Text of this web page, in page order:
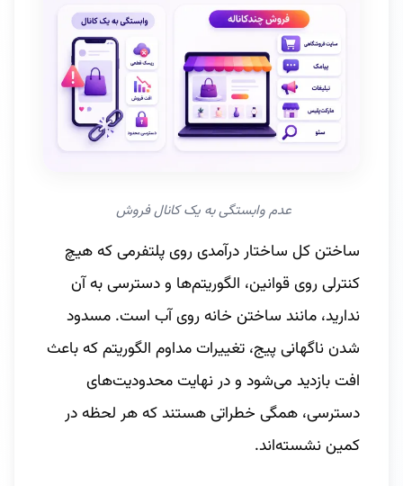
عدم وابستگی به یک کانال فروش
ساختن کل ساختار درآمدی روی پلتفرمی که هیچ
کنترلی روی قوانین، الگوریتم‌ها و دسترسی به آن
ندارید، مانند ساختن خانه روی آب است. مسدود
شدن ناگهانی پیج، تغییرات مداوم الگوریتم که باعث
افت بازدید می‌شود و در نهایت محدودیت‌های
دسترسی، همگی خطراتی هستند که هر لحظه در
کمین نشسته‌اند.